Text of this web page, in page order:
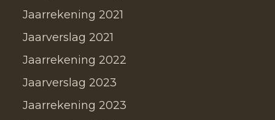
Jaarrekening 2021
Jaarverslag 2021
Jaarrekening 2022
Jaarverslag 2023
Jaarrekening 2023